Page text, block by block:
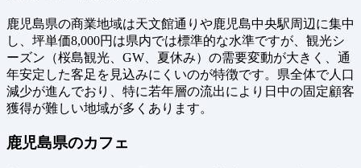
鹿児島県の商業地域は天文館通りや鹿児島中央駅周辺に集中
し、坪単価8,000円は県内では標準的な水準ですが、観光シ
ーズン（桜島観光、GW、夏休み）の需要変動が大きく、通
年安定した客足を見込みにくいのが特徴です。県全体で人口
減少が進んでおり、特に若年層の流出により日中の固定顧客
獲得が難しい地域が多くあります。
鹿児島県のカフェ